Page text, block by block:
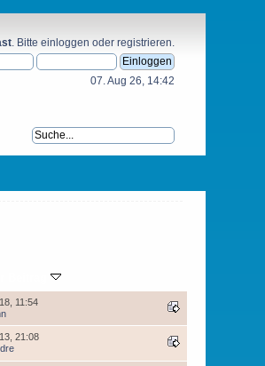
. Bitte einloggen oder registrieren.
07. Aug 26, 14:42
Beitrag
11:54
21:08